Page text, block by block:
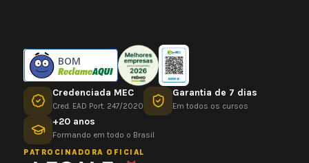
BOM
Credenciada MEC
Cred. EAD Port. 247/2020
Garantia de 7 dias
Em todos os cursos
+20 anos
Formando em todo o Brasil
PATROCINADORA OFICIAL